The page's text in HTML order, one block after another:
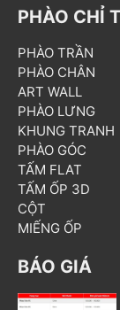
PHÀO CHỈ
PHÀO TRẦN
PHÀO CHÂN
ART WALL
PHÀO LƯNG
KHUNG TRANH
PHÀO GÓC
TẤM FLAT
TẤM ỐP 3D
CỘT
MIẾNG ỐP
BÁO GIÁ